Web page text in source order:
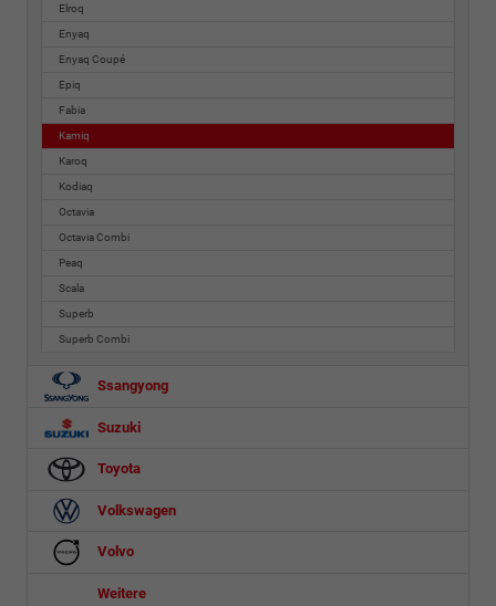
Elroq
Enyaq
Enyaq Coupé
Epiq
Fabia
Kamiq
Karoq
Kodiaq
Octavia
Octavia Combi
Peaq
Scala
Superb
Superb Combi
Ssangyong
Suzuki
Toyota
Volkswagen
Volvo
Weitere